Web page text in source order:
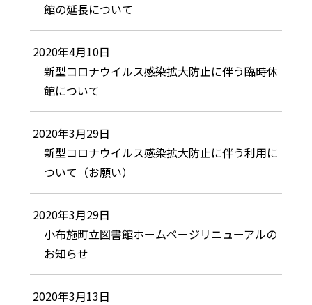
館の延長について
2020年4月10日
新型コロナウイルス感染拡大防止に伴う臨時休
館について
2020年3月29日
新型コロナウイルス感染拡大防止に伴う利用に
ついて（お願い）
2020年3月29日
小布施町立図書館ホームページリニューアルの
お知らせ
2020年3月13日